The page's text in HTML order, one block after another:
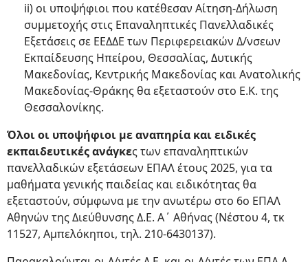
ii) οι υποψήφιοι που κατέθεσαν Αίτηση-Δήλωση
συμμετοχής στις Επαναληπτικές Πανελλαδικές
Εξετάσεις σε ΕΕΔΔΕ των Περιφερειακών Δ/νσεων
Εκπαίδευσης Ηπείρου, Θεσσαλίας, Δυτικής
Μακεδονίας, Κεντρικής Μακεδονίας και Ανατολικής
Μακεδονίας-Θράκης θα εξεταστούν στο Ε.Κ. της
Θεσσαλονίκης.
Όλοι οι υποψήφιοι με αναπηρία και ειδικές
εκπαιδευτικές ανάγκες των επαναληπτικών
πανελλαδικών εξετάσεων ΕΠΑΛ έτους 2025, για τα
μαθήματα γενικής παιδείας και ειδικότητας θα
εξεταστούν, σύμφωνα με την ανωτέρω στο 6ο ΕΠΑΛ
Αθηνών της Διεύθυνσης Δ.Ε. Α΄ Αθήνας (Νέστου 4, τκ
11527, Αμπελόκηποι, τηλ. 210-6430137).